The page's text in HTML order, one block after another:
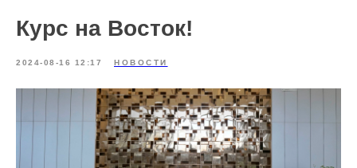
Курс на Восток!
2024-08-16 12:17 НОВОСТИ